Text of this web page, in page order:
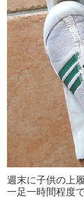
週末に子供の上
一足一時間程度